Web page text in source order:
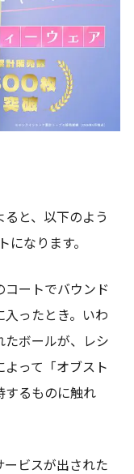
と、以下のよう
なります。
ートでバウンド
入ったとき。いわ
たボールが、レシ
って「オブスト
するものに触れ
ビスが出された